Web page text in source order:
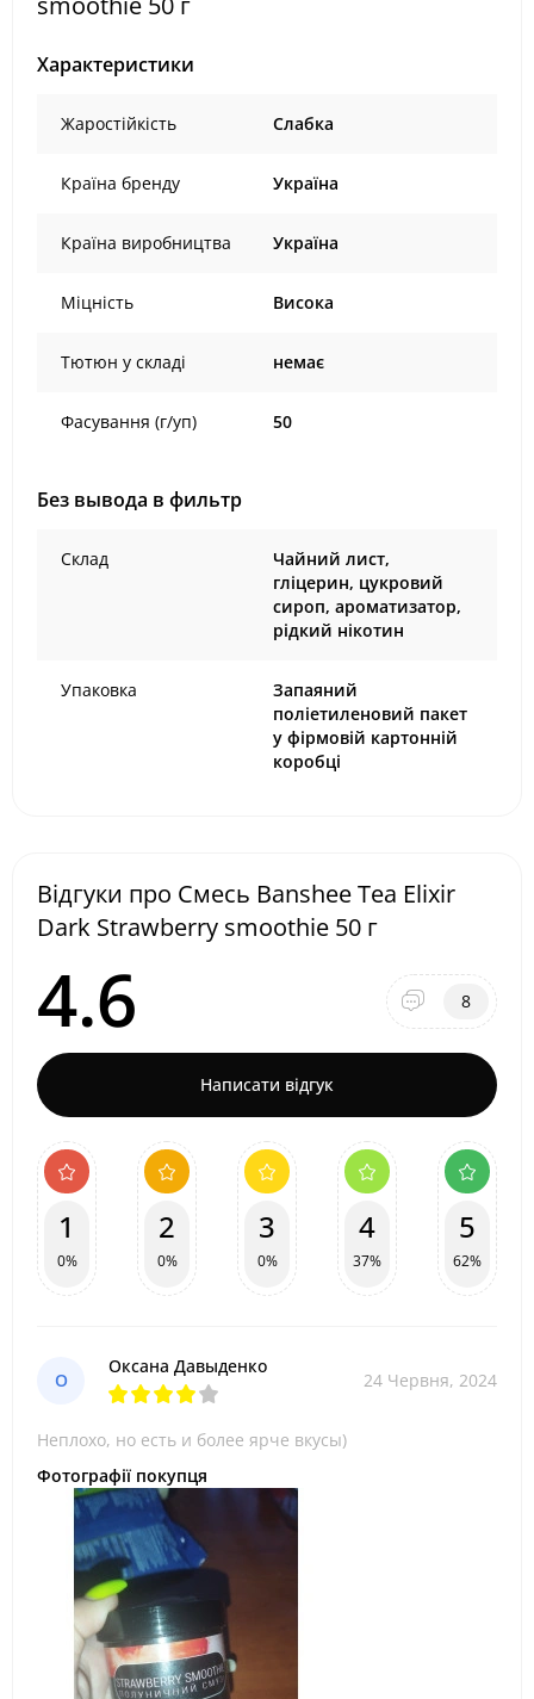
Характеристики
Жаростійкість Слабка
Країна бренду Україна
Країна виробництва Україна
Міцність Висока
Тютюн у складі немає
Фасування (г/уп) 50
Без вывода в фильтр
Склад
Чайний лист,
гліцерин, цукровий
сироп, ароматизатор,
рідкий нікотин
Упаковка
Запаяний
поліетиленовий пакет
у фірмовій картонній
коробці
Відгуки про Смесь Banshee Tea Elixir
Dark Strawberry smoothie 50 г
4.6 8
Написати відгук
1
0%
2
0%
3
0%
4
37%
5
62%
О
Оксана Давыденко
24 Червня, 2024
Неплохо, но есть и более ярче вкусы)
Фотографії покупця